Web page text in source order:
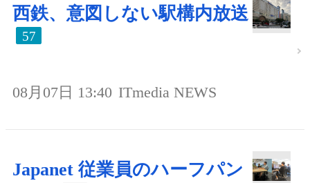
西鉄、意図しない駅構内放送
57
08月07日 13:40 ITmedia NEWS
Japanet 従業員のハーフパン